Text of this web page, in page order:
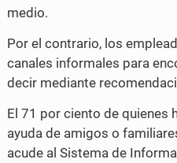
medio.
Por el contrario, los
canales informales para
decir mediante
El 71 por ciento de quienes
ayuda de amigos o
acude al Sistema de